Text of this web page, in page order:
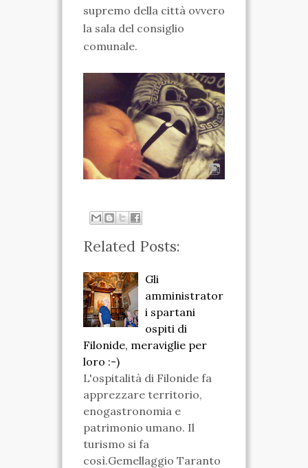
supremo della città ovvero
la sala del consiglio
comunale.
Related Posts:
Gli
amministrator
i spartani
ospiti di
Filonide, meraviglie per
loro :-)
L'ospitalità di Filonide fa
apprezzare territorio,
enogastronomia e
patrimonio umano. Il
turismo si fa
così.Gemellaggio Taranto